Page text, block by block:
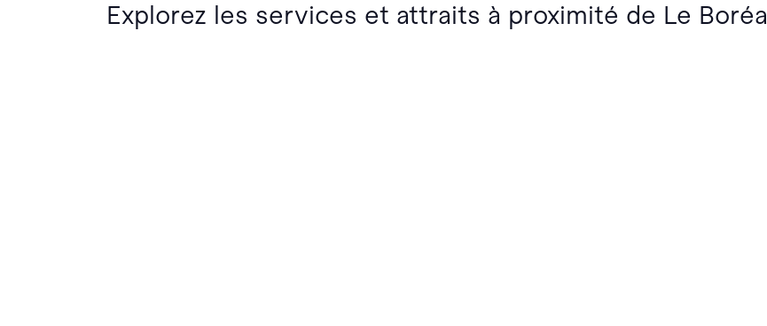
Explorez les services et attraits à proximité de Le Boréal